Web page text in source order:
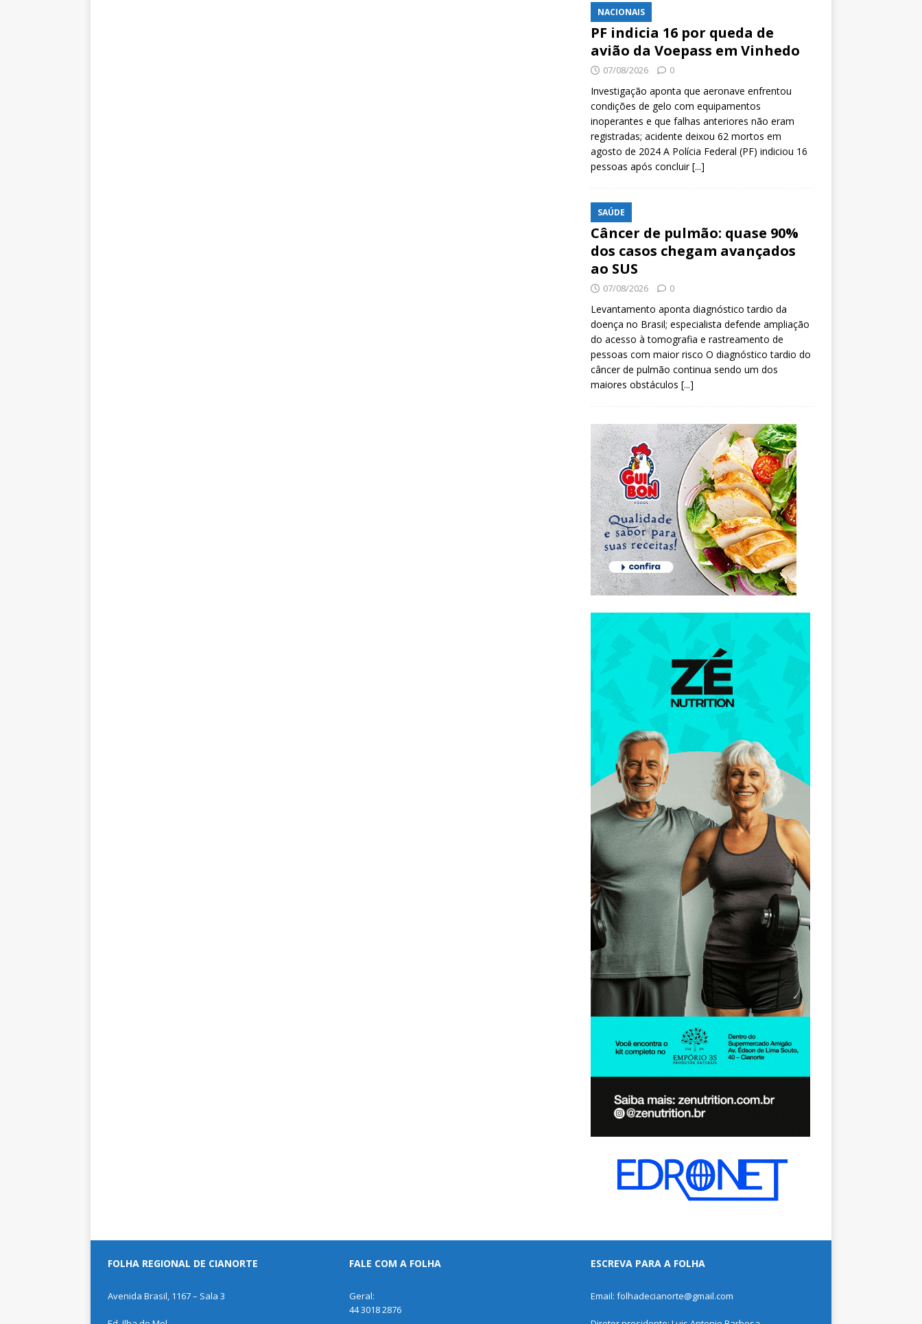
NACIONAIS
PF indicia 16 por queda de
avião da Voepass em Vinhedo
07/08/2026 0
Investigação aponta que aeronave enfrentou
condições de gelo com equipamentos
inoperantes e que falhas anteriores não eram
registradas; acidente deixou 62 mortos em
agosto de 2024 A Polícia Federal (PF) indiciou 16
pessoas após concluir[...]
SAÚDE
Câncer de pulmão: quase 90%
dos casos chegam avançados
ao SUS
07/08/2026 0
Levantamento aponta diagnóstico tardio da
doença no Brasil; especialista defende ampliação
do acesso à tomografia e rastreamento de
pessoas com maior risco O diagnóstico tardio do
câncer de pulmão continua sendo um dos
maiores obstáculos [...]
FOLHA REGIONAL DE CIANORTE
Avenida Brasil, 1167 – Sala 3
FALE COM A FOLHA
Geral:
44 3018 2876
ESCREVA PARA A FOLHA
Email: folhadecianorte@gmail.com